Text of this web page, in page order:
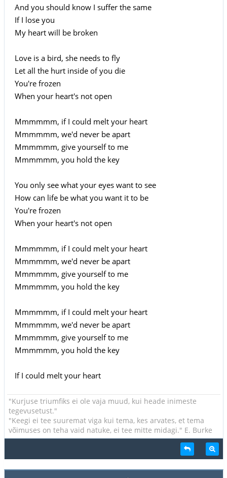
And you should know I suffer the same
If I lose you
My heart will be broken
Love is a bird, she needs to fly
Let all the hurt inside of you die
You're frozen
When your heart's not open
Mmmmmm, if I could melt your heart
Mmmmmm, we'd never be apart
Mmmmmm, give yourself to me
Mmmmmm, you hold the key
You only see what your eyes want to see
How can life be what you want it to be
You're frozen
When your heart's not open
Mmmmmm, if I could melt your heart
Mmmmmm, we'd never be apart
Mmmmmm, give yourself to me
Mmmmmm, you hold the key
Mmmmmm, if I could melt your heart
Mmmmmm, we'd never be apart
Mmmmmm, give yourself to me
Mmmmmm, you hold the key
If I could melt your heart
"Kurjuse triumfiks ei ole vaja muud, kui heade inimeste
tegevusetust."
"Keegi ei tee suuremat viga kui tema, kes arvates, et tema
võimuses on teha vaid natuke, ei tee mitte midagi." E. Burke